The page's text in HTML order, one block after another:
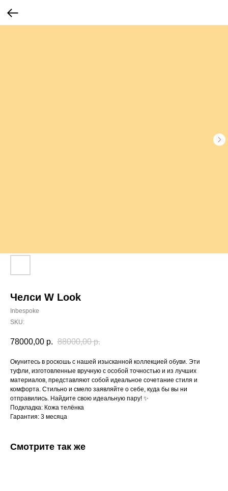
Челси W Look
Inbespoke
SKU:
78000,00 р. 88000,00 р.
Окунитесь в роскошь с нашей изысканной коллекцией обуви. Эти
туфли, изготовленные вручную с особой точностью и из лучших
материалов, представляют собой идеальное сочетание стиля и
комфорта. Стильно и смело заявляйте о себе, куда бы вы ни
отправились. Найдите свою идеальную пару! ✨
Подкладка: Кожа телёнка
Гарантия: 3 месяца
Смотрите так же